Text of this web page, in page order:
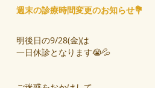
週末の診療時間変更のお知らせ💐
明後日の9/28(金)は
一日休診となります😭💦